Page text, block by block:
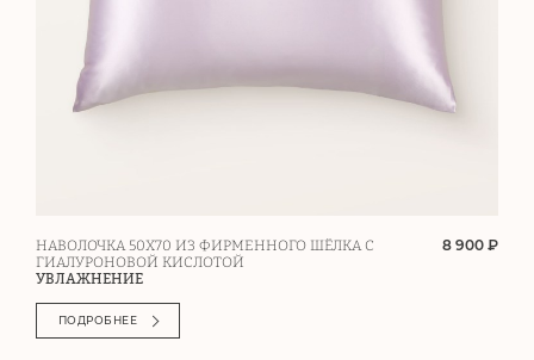
НАВОЛОЧКА 50Х70 ИЗ ФИРМЕННОГО ШЁЛКА С
ГИАЛУРОНОВОЙ КИСЛОТОЙ
УВЛАЖНЕНИЕ
8 900 ₽
ПОДРОБНЕЕ